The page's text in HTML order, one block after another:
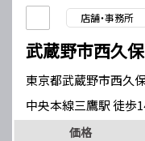
店舗・事務所
武蔵野市西久
東京都武蔵野市西久
中央本線三鷹駅 徒歩
中央・総武緩行線三
価格